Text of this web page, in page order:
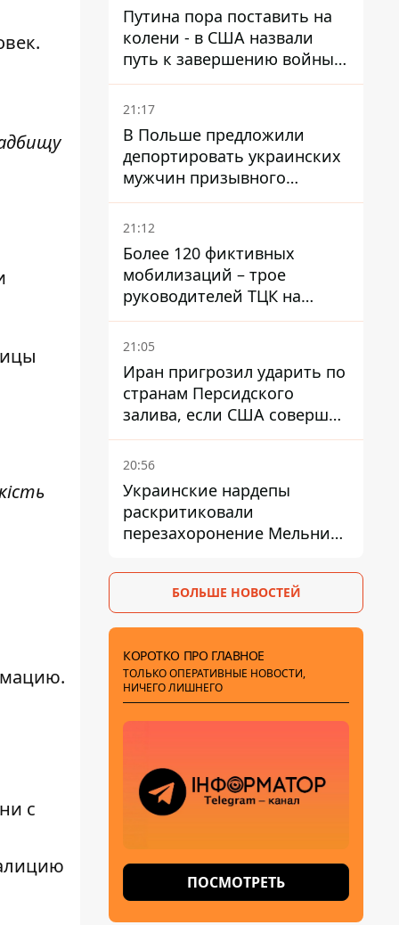
.
с
Путина пора поставить на
колени - в США назвали
путь к завершению войны -
National Security Journal
21:17
В Польше предложили
депортировать украинских
мужчин призывного
возраста - кого это может
затронуть
21:12
Более 120 фиктивных
мобилизаций – трое
руководителей ТЦК на
Волыни и Буковине
получили подозрения за
21:05
Иран пригрозил ударить по
странам Персидского
залива, если США совершат
хотя бы одну атаку - Reuters
20:56
Украинские нардепы
раскритиковали
перезахоронение Мельника
дипломатической изоляции
БОЛЬШЕ НОВОСТЕЙ
КОРОТКО ПРО ГЛАВНОЕ
ТОЛЬКО ОПЕРАТИВНЫЕ НОВОСТИ,
НИЧЕГО ЛИШНЕГО
ПОСМОТРЕТЬ